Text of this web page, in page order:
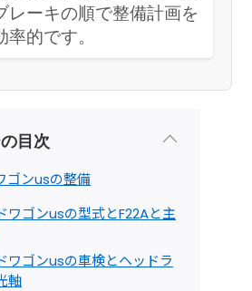
レーキの順で整備計画を
率的です。
目次
ゴンusの整備
ワゴンusの型式とF22Aと主
ワゴンusの車検とヘッドラ
軸